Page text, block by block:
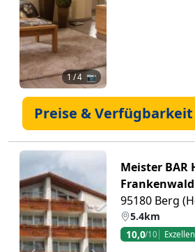
1/ 4 📷
Preise &
Meister BAR
Frankenwald
95180 Berg
5.4km
10,0/10